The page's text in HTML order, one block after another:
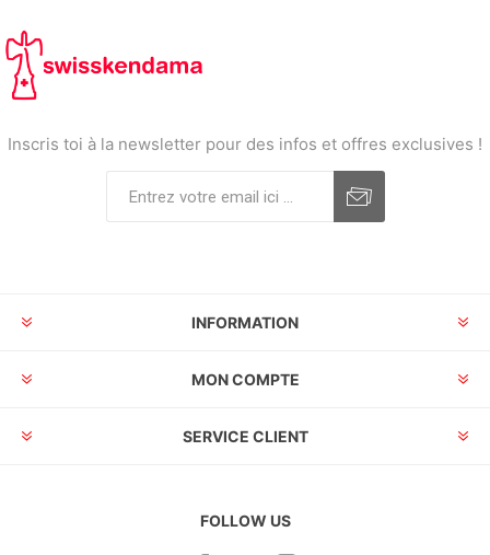
Inscris toi à la newsletter pour des infos et offres exclusives !
INFORMATION
MON COMPTE
SERVICE CLIENT
FOLLOW US